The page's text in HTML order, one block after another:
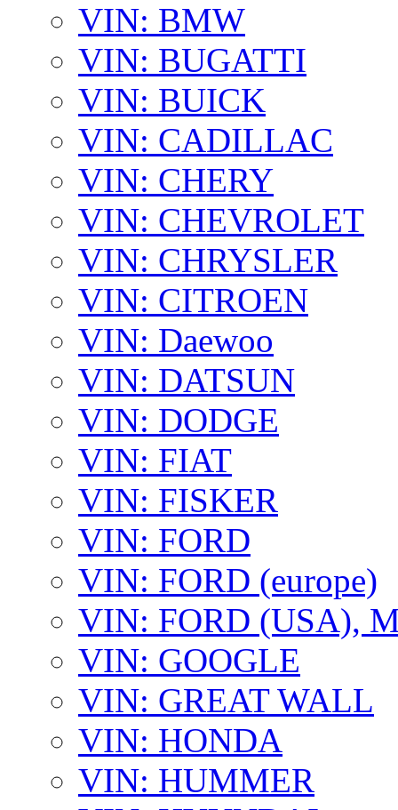
VIN: BMW
VIN: BUGATTI
VIN: BUICK
VIN: CADILLAC
VIN: CHERY
VIN: CHEVROLET
VIN: CHRYSLER
VIN: CITROEN
VIN: Daewoo
VIN: DATSUN
VIN: DODGE
VIN: FIAT
VIN: FISKER
VIN: FORD
VIN: FORD (europe)
VIN: FORD (USA),
VIN: GOOGLE
VIN: GREAT WALL
VIN: HONDA
VIN: HUMMER